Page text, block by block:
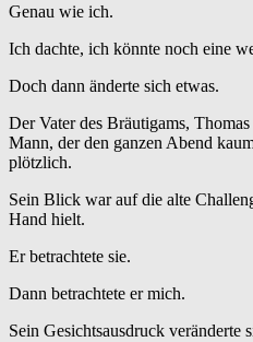
Genau wie ich.
Ich dachte, ich könnte noch eine
Doch dann änderte sich etwas.
Der Vater des Bräutigams,
Mann, der den ganzen Abend
plötzlich.
Sein Blick war auf die alte
Hand hielt.
Er betrachtete sie.
Dann betrachtete er mich.
Sein Gesichtsausdruck veränderte